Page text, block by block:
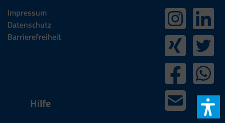
Impressum
Datenschutz
Barrierefreiheit
Hilfe